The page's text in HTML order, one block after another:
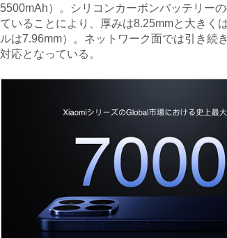
5500mAh）。シリコンカーボンバッテリー
ていることにより、厚みは8.25mmと大きく
ルは7.96mm）。ネットワーク面では引き続
対応となっている。